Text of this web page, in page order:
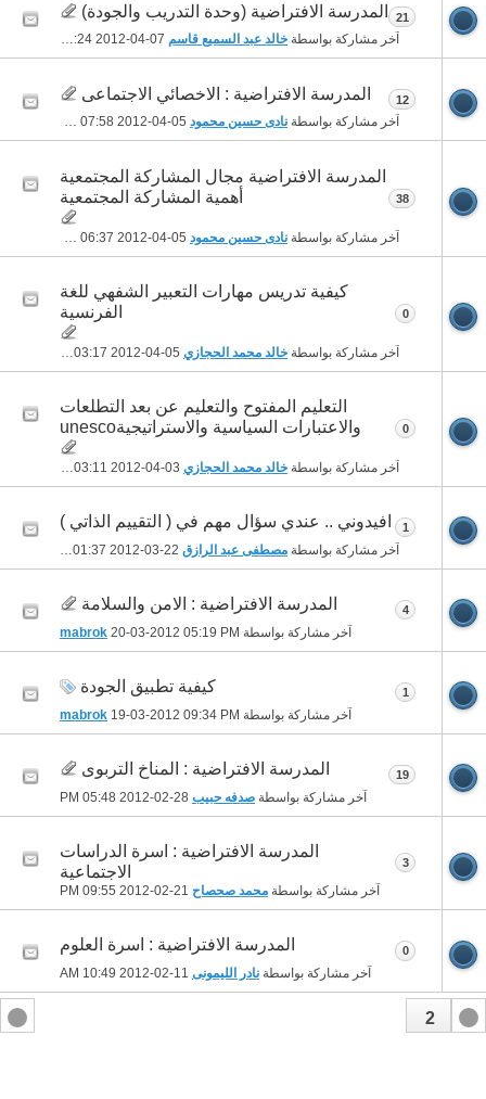
المدرسة الافتراضية (وحدة التدريب والجودة)
آخر مشاركة بواسطة خالد عبد السميع قاسم 09:24 PM
21
المدرسة الافتراضية : الاخصائي الاجتماعى
آخر مشاركة بواسطة نادى حسين محمود 07:58 AM
12
المدرسة الافتراضية مجال المشاركة المجتمعية
أهمية المشاركة المجتمعية
آخر مشاركة بواسطة نادى حسين محمود 06:37 AM
38
كيفية تدريس مهارات التعبير الشفهي للغة
الفرنسية
آخر مشاركة بواسطة خالد محمد الحجازي 03:17 AM
0
التعليم المفتوح والتعليم عن بعد التطلعات
والاعتبارات السياسية والاستراتيجيةunesco
آخر مشاركة بواسطة خالد محمد الحجازي 03:11 AM
0
افيدوني .. عندي سؤال مهم في ( التقييم الذاتي )
آخر مشاركة بواسطة مصطفى عبد الرازق 01:37 AM
1
المدرسة الافتراضية : الامن والسلامة
آخر مشاركة بواسطة mabrok 20-03-2012 05:19 PM
4
كيفية تطبيق الجودة
آخر مشاركة بواسطة mabrok 19-03-2012 09:34 PM
1
المدرسة الافتراضية : المناخ التربوى
آخر مشاركة بواسطة صدفه حبيب 05:48 PM
19
المدرسة الافتراضية : اسرة الدراسات
الاجتماعية
آخر مشاركة بواسطة محمد صحصاح 09:55 PM
3
المدرسة الافتراضية : اسرة العلوم
آخر مشاركة بواسطة نادر الليمونى 10:49 AM
0
1
2